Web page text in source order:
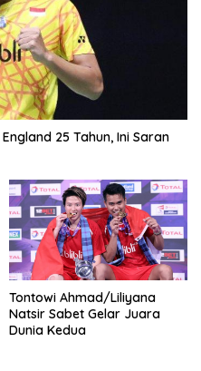
25 Tahun, Ini Saran
Tontowi Ahmad/Liliyana
Natsir Sabet Gelar Juara
Dunia Kedua